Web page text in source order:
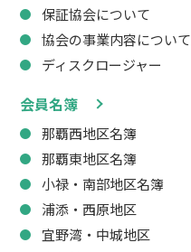
保証協会について
協会の事業内容について
ディスクロージャー
会員名簿
那覇西地区名簿
那覇東地区名簿
小禄・南部地区名簿
浦添・西原地区
宜野湾・中城地区